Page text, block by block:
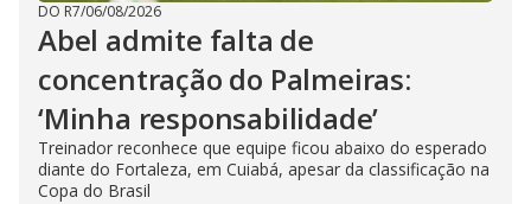
DO R7/06/08/2026
Abel admite falta de
concentração do Palmeiras:
‘Minha responsabilidade’
Treinador reconhece que equipe ficou abaixo do esperado
diante do Fortaleza, em Cuiabá, apesar da classificação na
Copa do Brasil